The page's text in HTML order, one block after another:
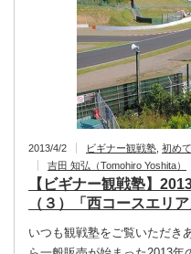
2013/4/2 ビギナー観戦塾 初め
吉田 知弘（Tomohiro Yoshita）
【ビギナー観戦塾】
（３）「西コースエリア
いつも観戦塾をご覧いただき